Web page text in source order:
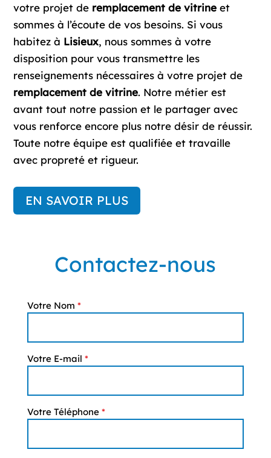
votre projet de remplacement de vitrine et
sommes à l’écoute de vos besoins. Si vous
habitez à Lisieux, nous sommes à votre
disposition pour vous transmettre les
renseignements nécessaires à votre projet de
remplacement de vitrine. Notre métier est
avant tout notre passion et le partager avec
vous renforce encore plus notre désir de réussir.
Toute notre équipe est qualifiée et travaille
avec propreté et rigueur.
EN SAVOIR PLUS
Contactez-nous
Votre Nom *
Votre E-mail *
Votre Téléphone *